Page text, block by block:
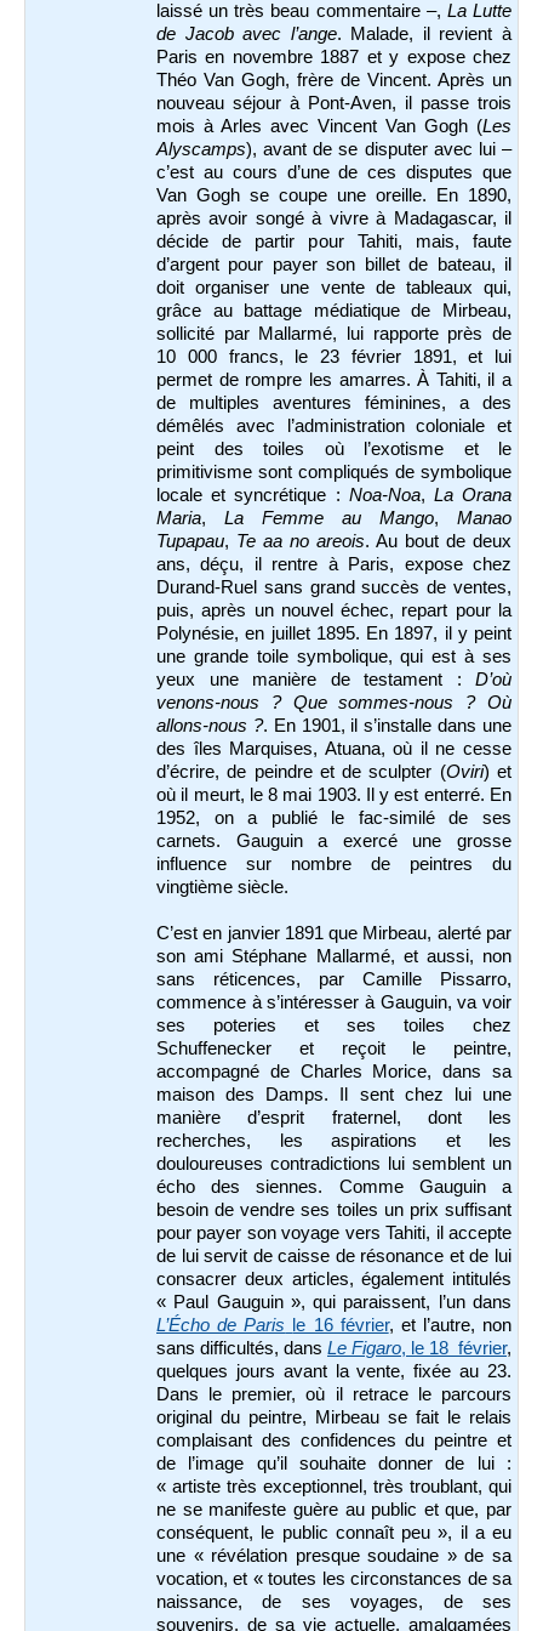
laissé un très beau commentaire –, La Lutte
de Jacob avec l’ange. Malade, il revient à
Paris en novembre 1887 et y expose chez
Théo Van Gogh, frère de Vincent. Après un
nouveau séjour à Pont-Aven, il passe trois
mois à Arles avec Vincent Van Gogh (Les
Alyscamps), avant de se disputer avec lui –
c’est au cours d’une de ces disputes que
Van Gogh se coupe une oreille. En 1890,
après avoir songé à vivre à Madagascar, il
décide de partir pour Tahiti, mais, faute
d’argent pour payer son billet de bateau, il
doit organiser une vente de tableaux qui,
grâce au battage médiatique de Mirbeau,
sollicité par Mallarmé, lui rapporte près de
10 000 francs, le 23 février 1891, et lui
permet de rompre les amarres. À Tahiti, il a
de multiples aventures féminines, a des
démêlés avec l’administration coloniale et
peint des toiles où l’exotisme et le
primitivisme sont compliqués de symbolique
locale et syncrétique : Noa-Noa, La Orana
Maria, La Femme au Mango, Manao
Tupapau, Te aa no areois. Au bout de deux
ans, déçu, il rentre à Paris, expose chez
Durand-Ruel sans grand succès de ventes,
puis, après un nouvel échec, repart pour la
Polynésie, en juillet 1895. En 1897, il y peint
une grande toile symbolique, qui est à ses
yeux une manière de testament : D’où
venons-nous ? Que sommes-nous ? Où
allons-nous ?. En 1901, il s’installe dans une
des îles Marquises, Atuana, où il ne cesse
d’écrire, de peindre et de sculpter (Oviri) et
où il meurt, le 8 mai 1903. Il y est enterré. En
1952, on a publié le fac-similé de ses
carnets. Gauguin a exercé une grosse
influence sur nombre de peintres du
vingtième siècle.
C’est en janvier 1891 que Mirbeau, alerté par
son ami Stéphane Mallarmé, et aussi, non
sans réticences, par Camille Pissarro,
commence à s’intéresser à Gauguin, va voir
ses poteries et ses toiles chez
Schuffenecker et reçoit le peintre,
accompagné de Charles Morice, dans sa
maison des Damps. Il sent chez lui une
manière d’esprit fraternel, dont les
recherches, les aspirations et les
douloureuses contradictions lui semblent un
écho des siennes. Comme Gauguin a
besoin de vendre ses toiles un prix suffisant
pour payer son voyage vers Tahiti, il accepte
de lui servit de caisse de résonance et de lui
consacrer deux articles, également intitulés
« Paul Gauguin », qui paraissent, l’un dans
L’Écho de Paris
le 16 février, et l’autre, non
sans difficultés, dans Le Figaro, le 18 février,
quelques jours avant la vente, fixée au 23.
Dans le premier, où il retrace le parcours
original du peintre, Mirbeau se fait le relais
complaisant des confidences du peintre et
de l’image qu’il souhaite donner de lui :
« artiste très exceptionnel, très troublant, qui
ne se manifeste guère au public et que, par
conséquent, le public connaît peu », il a eu
une « révélation presque soudaine » de sa
vocation, et « toutes les circonstances de sa
naissance, de ses voyages, de ses
souvenirs, de sa vie actuelle, amalgamées